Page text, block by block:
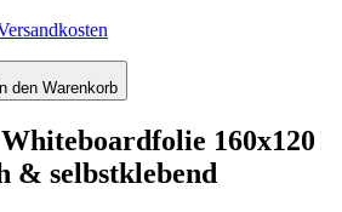
In den Warenkorb
Whiteboardfolie 160x120
& selbstklebend